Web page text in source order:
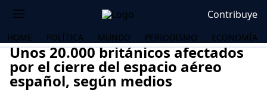
Contribuye
HOME POLÍTICA MUNDO PERIODISMO ECONOMÍA
Unos 20.000 británicos afectados
por el cierre del espacio aéreo
español, según medios